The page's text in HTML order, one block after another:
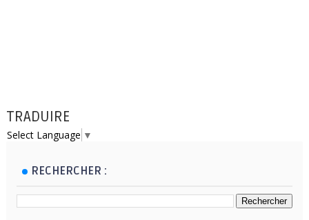
TRADUIRE
Select Language ▼
RECHERCHER :